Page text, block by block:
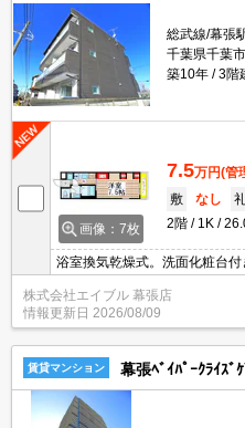
総武線/幕張
千葉県千葉
築10年
3階
画像：7枚
7.5万円(管
敷
なし
2階
1K
浴室換気乾燥式。洗面化粧台付
介手数料家賃の55%。
株式会社エイブル 幕張店
情報更新日 2026/08/09
賃貸マンション 幕張ﾍﾞｲﾊﾟｰｸﾗｲｽﾞ